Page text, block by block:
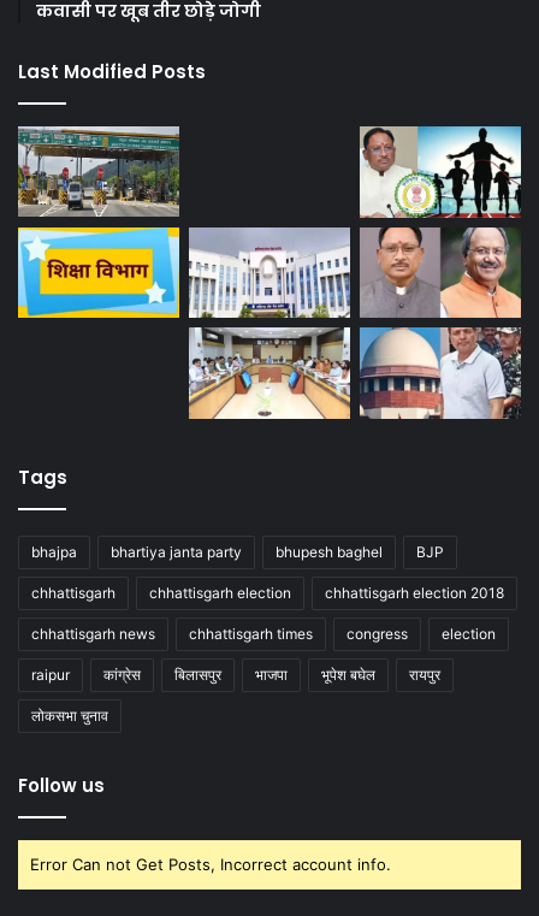
कवासी पर खूब तीर छोड़े जोगी
Last Modified Posts
Tags
bhajpa bhartiya janta party bhupesh baghel BJP
chhattisgarh chhattisgarh election chhattisgarh election 2018
chhattisgarh news chhattisgarh times congress election
raipur कांग्रेस बिलासपुर भाजपा भूपेश बघेल रायपुर
लोकसभा चुनाव
Follow us
Error Can not Get Posts, Incorrect account info.